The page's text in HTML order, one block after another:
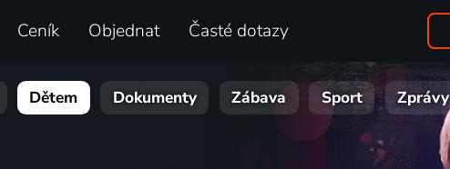
Ceník Objednat Časté dotazy
Dětem Dokumenty Zábava Sport Zprávy